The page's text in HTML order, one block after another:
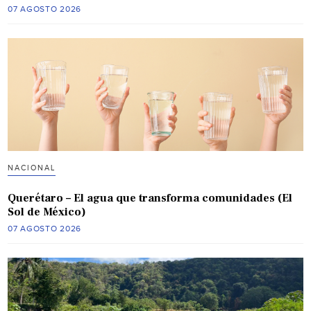
07 AGOSTO 2026
NACIONAL
Querétaro – El agua que transforma comunidades (El
Sol de México)
07 AGOSTO 2026